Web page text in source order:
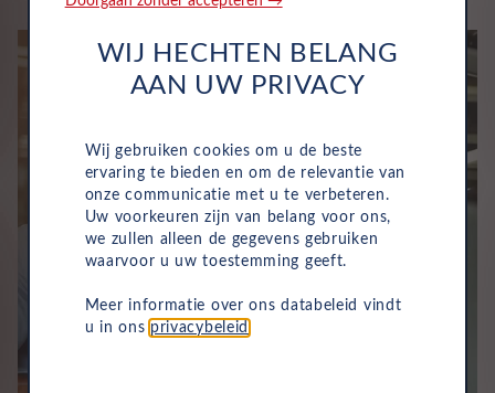
WIJ HECHTEN BELANG
AAN UW PRIVACY
Wij gebruiken cookies om u de beste
ervaring te bieden en om de relevantie van
onze communicatie met u te verbeteren.
Uw voorkeuren zijn van belang voor ons,
we zullen alleen de gegevens gebruiken
waarvoor u uw toestemming geeft.
Meer informatie over ons databeleid vindt
u in ons privacybeleid